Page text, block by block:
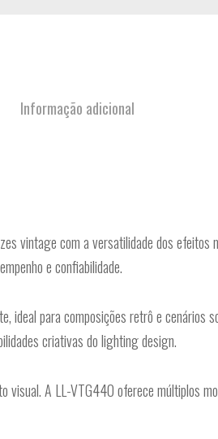
Informação adicional
vintage com a versatilidade dos efeitos
e confiabilidade.
ideal para composições retrô e
criativas do lighting design.
A LL-VTG440 oferece múltiplos